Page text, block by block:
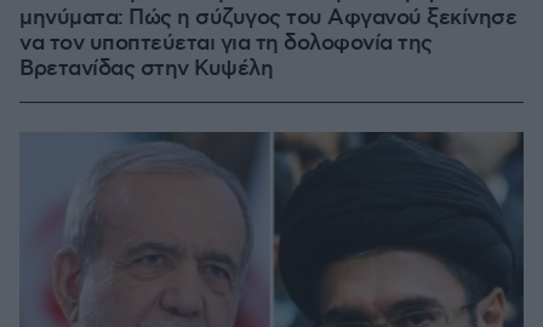
μηνύματα: Πώς η σύζυγος του Αφγανού ξεκίνησε
να τον υποπτεύεται για τη δολοφονία της
Βρετανίδας στην Κυψέλη